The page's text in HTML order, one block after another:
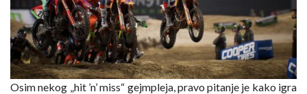
Osim nekog „hit ’n’ miss“ gejmpleja, pravo pitanje je kako igra